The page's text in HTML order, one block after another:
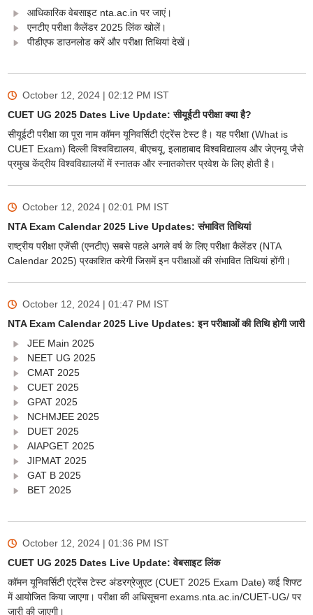
आधिकारिक वेबसाइट nta.ac.in पर जाएं।
एनटीए परीक्षा कैलेंडर 2025 लिंक खोलें।
पीडीएफ डाउनलोड करें और परीक्षा तिथियां देखें।
October 12, 2024 | 02:12 PM IST
CUET UG 2025 Dates Live Update: सीयूईटी परीक्षा क्या है?
सीयूईटी परीक्षा का पूरा नाम कॉमन यूनिवर्सिटी एंट्रेंस टेस्ट है। यह परीक्षा (What is
CUET Exam) दिल्ली विश्वविद्यालय, बीएचयू, इलाहाबाद विश्वविद्यालय और जेएनयू जैसे
प्रमुख केंद्रीय विश्वविद्यालयों में स्नातक और स्नातकोत्तर प्रवेश के लिए होती है।
October 12, 2024 | 02:01 PM IST
NTA Exam Calendar 2025 Live Updates: संभावित तिथियां
राष्ट्रीय परीक्षा एजेंसी (एनटीए) सबसे पहले अगले वर्ष के लिए परीक्षा कैलेंडर (NTA
Calendar 2025) प्रकाशित करेगी जिसमें इन परीक्षाओं की संभावित तिथियां होंगी।
October 12, 2024 | 01:47 PM IST
NTA Exam Calendar 2025 Live Updates: इन परीक्षाओं की तिथि होगी जारी
JEE Main 2025
NEET UG 2025
CMAT 2025
CUET 2025
GPAT 2025
NCHMJEE 2025
DUET 2025
AIAPGET 2025
JIPMAT 2025
GAT B 2025
BET 2025
October 12, 2024 | 01:36 PM IST
CUET UG 2025 Dates Live Update: वेबसाइट लिंक
कॉमन यूनिवर्सिटी एंट्रेंस टेस्ट अंडरग्रेजुएट (CUET 2025 Exam Date) कई शिफ्ट
में आयोजित किया जाएगा। परीक्षा की अधिसूचना exams.nta.ac.in/CUET-UG/ पर
जारी की जाएगी।